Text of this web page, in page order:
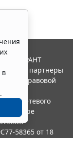
в
.
ГАРАНТ
и ее партнеры
правовой
сетевого
в сфере
58365 от 18